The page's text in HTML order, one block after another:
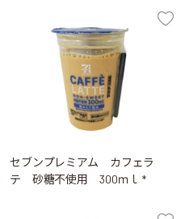
セブンプレミアム カフェラ
テ 砂糖不使用 300ｍｌ *